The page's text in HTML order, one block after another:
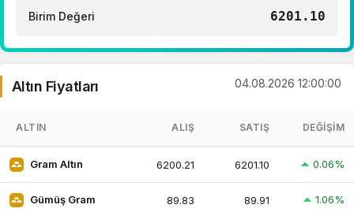
Birim Değeri
6201.10
Altın Fiyatları 04.08.2026 12:00:00
ALTIN ALIŞ SATIŞ DEĞIŞIM
Gram Altın 6200.21 6201.10 0.06%
Gümüş Gram 89.83 89.91 1.06%